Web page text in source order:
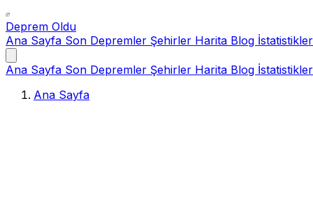
Deprem Oldu
Ana Sayfa Son Depremler Şehirler Harita Blog İstatistikler
Ana Sayfa Son Depremler Şehirler Harita Blog İstatistikler
Ana Sayfa